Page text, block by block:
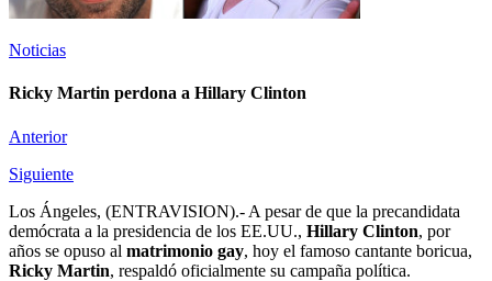
Noticias
Ricky Martin perdona a Hillary Clinton
Anterior
Siguiente
Los Ángeles, (ENTRAVISION).- A pesar de que la precandidata
demócrata a la presidencia de los EE.UU., Hillary Clinton, por
años se opuso al matrimonio gay, hoy el famoso cantante boricua,
Ricky Martin, respaldó oficialmente su campaña política.